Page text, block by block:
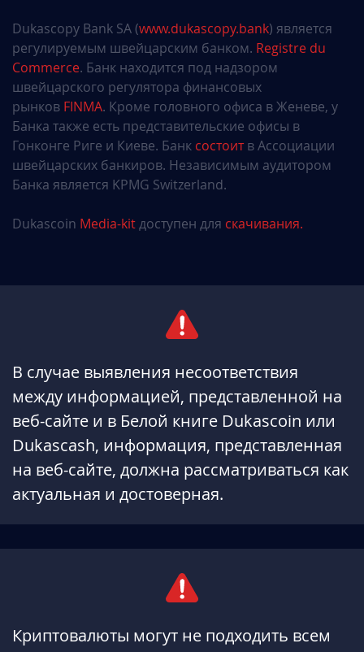
Dukascopy Bank SA (www.dukascopy.bank) является
регулируемым швейцарским банком. Registre du
Commerce. Банк находится под надзором
швейцарского регулятора финансовых
рынков FINMA. Кроме головного офиса в Женеве, у
Банка также есть представительские офисы в
Гонконге Риге и Киеве. Банк состоитв Ассоциации
швейцарских банкиров. Независимым аудитором
Банка является KPMG Switzerland.
Dukascoin Media-kitдоступен для скачивания.
В случае выявления несоответствия
между информацией, представленной на
веб-сайте и в Белой книге Dukascoin или
Dukascash, информация, представленная
на веб-сайте, должна рассматриваться как
актуальная и достоверная.
Криптовалюты могут не подходить всем